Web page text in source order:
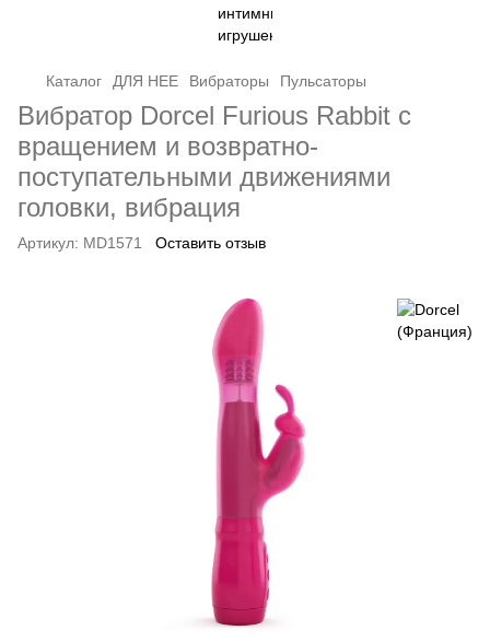
Каталог ДЛЯ НЕЕ Вибраторы Пульсаторы
Вибратор Dorcel Furious Rabbit с
вращением и возвратно-
поступательными движениями
головки, вибрация
Артикул: MD1571 Оставить отзыв